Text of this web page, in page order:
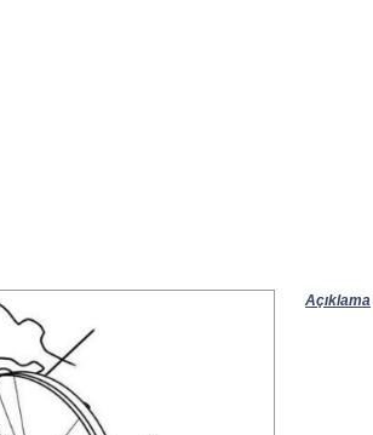
Açıklama